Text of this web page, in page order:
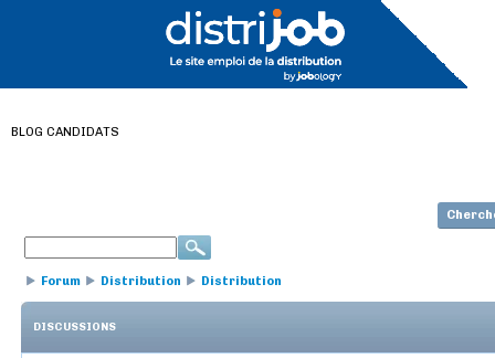
BLOG CANDIDATS
Forum Distribution Distribution
DISCUSSIONS